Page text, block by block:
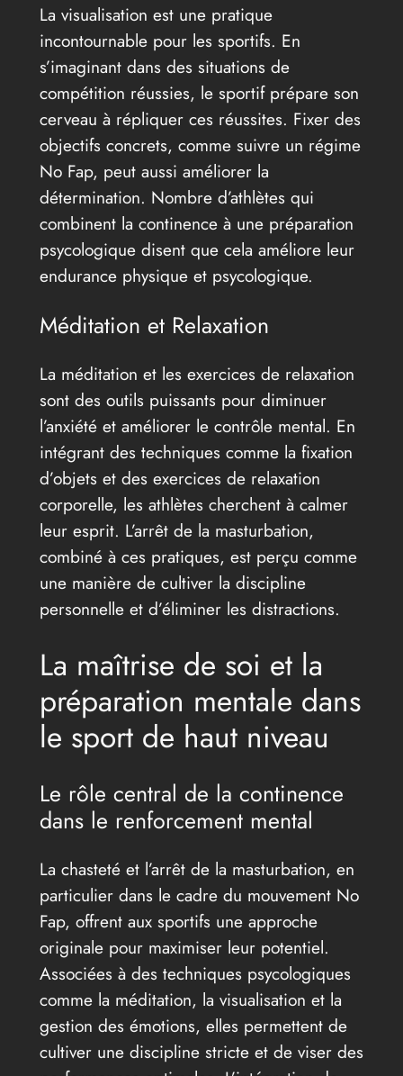
La visualisation est une pratique
incontournable pour les sportifs. En
s’imaginant dans des situations de
compétition réussies, le sportif prépare son
cerveau à répliquer ces réussites. Fixer des
objectifs concrets, comme suivre un régime
No Fap, peut aussi améliorer la
détermination. Nombre d’athlètes qui
combinent la continence à une préparation
psycologique disent que cela améliore leur
endurance physique et psycologique.
Méditation et Relaxation
La méditation et les exercices de relaxation
sont des outils puissants pour diminuer
l’anxiété et améliorer le contrôle mental. En
intégrant des techniques comme la fixation
d’objets et des exercices de relaxation
corporelle, les athlètes cherchent à calmer
leur esprit. L’arrêt de la masturbation,
combiné à ces pratiques, est perçu comme
une manière de cultiver la discipline
personnelle et d’éliminer les distractions.
La maîtrise de soi et la
préparation mentale dans
le sport de haut niveau
Le rôle central de la continence
dans le renforcement mental
La chasteté et l’arrêt de la masturbation, en
particulier dans le cadre du mouvement No
Fap, offrent aux sportifs une approche
originale pour maximiser leur potentiel.
Associées à des techniques psycologiques
comme la méditation, la visualisation et la
gestion des émotions, elles permettent de
cultiver une discipline stricte et de viser des